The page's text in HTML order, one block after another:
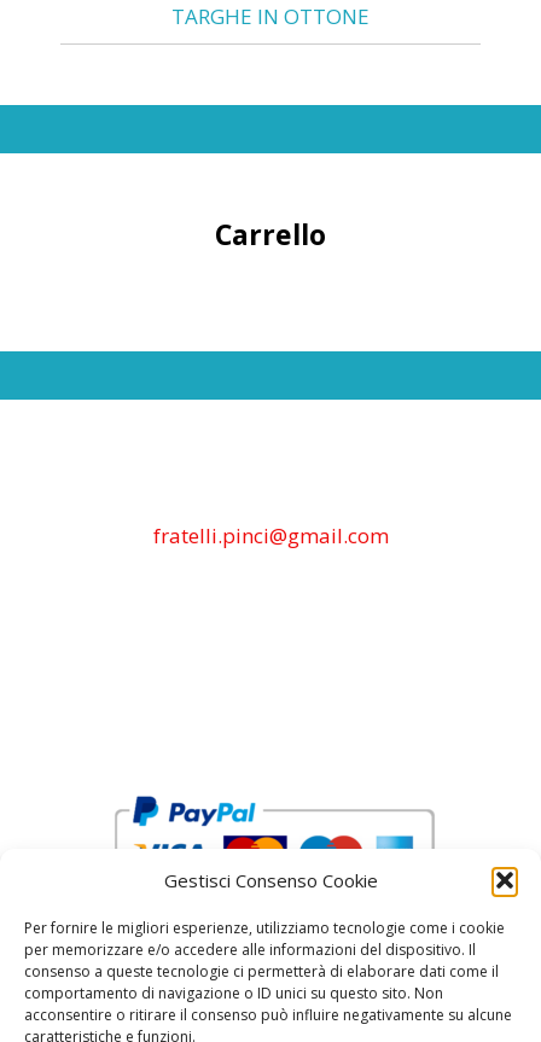
Gestisci Consenso Cookie
Per fornire le migliori esperienze, utilizziamo tecnologie come i cookie
per memorizzare e/o accedere alle informazioni del dispositivo. Il
consenso a queste tecnologie ci permetterà di elaborare dati come il
comportamento di navigazione o ID unici su questo sito. Non
acconsentire o ritirare il consenso può influire negativamente su alcune
caratteristiche e funzioni.
TARGHE IN OTTONE
Carrello
fratelli.pinci@gmail.com
reCAPTCHA Google’s Privacy Policy and